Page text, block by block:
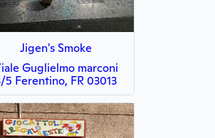
Jigen's Smoke
Guglielmo marconi
5 Ferentino, FR 03013